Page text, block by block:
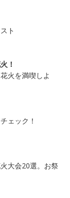
ト
！
火を満喫しよ
ェック！
大会20選。お祭